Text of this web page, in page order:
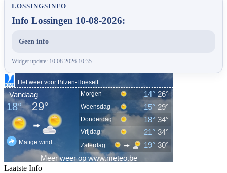
LOSSINGSINFO
Info Lossingen 10-08-2026:
Geen info
Widget update: 10.08.2026 10:35
Laatste Info